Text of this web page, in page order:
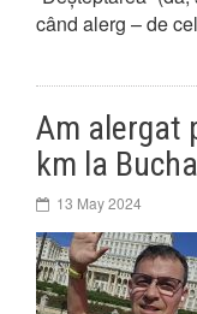
când alerg – de
Am alergat
km la
13 May 2024